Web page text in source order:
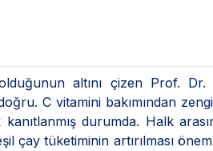
altını çizen Prof. Dr.
C vitamini bakımından
durumda. Halk
çay tüketiminin artırılması